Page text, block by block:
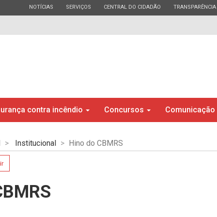
ESTADO
NOTÍCIAS ESTADO
SERVIÇOS ESTADO
CENTRAL DO CIDADÃO ESTADO
TRANSPARÊNCIA
contra incêndio Concursos Comunicação
Institucional Hino do CBMRS